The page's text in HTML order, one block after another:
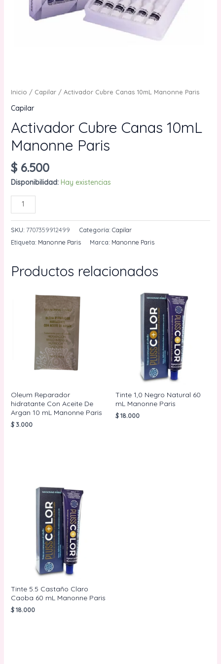
Inicio / Capilar/ Activador Cubre Canas 10mL Manonne Paris
Capilar
Activador Cubre Canas 10mL
Manonne Paris
$6.500
Disponibilidad: Hay existencias
Activador
Cubre
Canas
10mL
cantidad
SKU: 7707359912499 Categoría: Capilar
Etiqueta: Manonne Paris Marca: Manonne Paris
Productos relacionados
Oleum Reparador
hidratante Con Aceite De
Argan 10 mL Manonne Paris
$3.000
Tinte 1,0 Negro Natural 60
mL Manonne Paris
$18.000
Tinte 5.5 Castaño Claro
Caoba 60 mL Manonne Paris
$18.000